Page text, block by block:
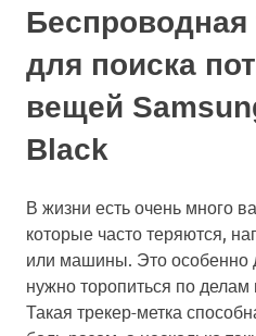
Беспроводная
для поиска
вещей
Black
В жизни есть очень много
которые часто теряются,
или машины. Это особенно
нужно торопиться по делам
Такая трекер-метка